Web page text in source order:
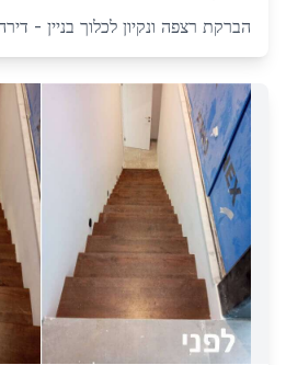
הברקת רצפה ונקיון לכלוך בניין -